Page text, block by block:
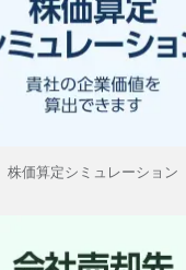
株価算定シミュレーション